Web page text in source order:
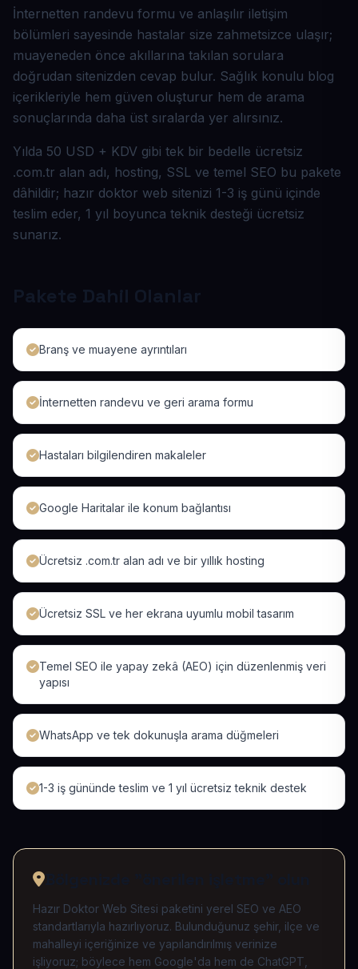
İnternetten randevu formu ve anlaşılır iletişim
bölümleri sayesinde hastalar size zahmetsizce ulaşır;
muayeneden önce akıllarına takılan sorulara
doğrudan sitenizden cevap bulur. Sağlık konulu blog
içerikleriyle hem güven oluşturur hem de arama
sonuçlarında daha üst sıralarda yer alırsınız.
Yılda 50 USD + KDV gibi tek bir bedelle ücretsiz
.com.tr alan adı, hosting, SSL ve temel SEO bu pakete
dâhildir; hazır doktor web sitenizi 1-3 iş günü içinde
teslim eder, 1 yıl boyunca teknik desteği ücretsiz
sunarız.
Pakete Dahil Olanlar
Branş ve muayene ayrıntıları
İnternetten randevu ve geri arama formu
Hastaları bilgilendiren makaleler
Google Haritalar ile konum bağlantısı
Ücretsiz .com.tr alan adı ve bir yıllık hosting
Ücretsiz SSL ve her ekrana uyumlu mobil tasarım
Temel SEO ile yapay zekâ (AEO) için düzenlenmiş veri
yapısı
WhatsApp ve tek dokunuşla arama düğmeleri
1-3 iş gününde teslim ve 1 yıl ücretsiz teknik destek
Hazır Doktor Web Sitesi paketini yerel SEO ve AEO
standartlarıyla hazırlıyoruz. Bulunduğunuz şehir, ilçe ve
mahalleyi içeriğinize ve yapılandırılmış verinize
işliyoruz; böylece hem Google'da hem de ChatGPT,